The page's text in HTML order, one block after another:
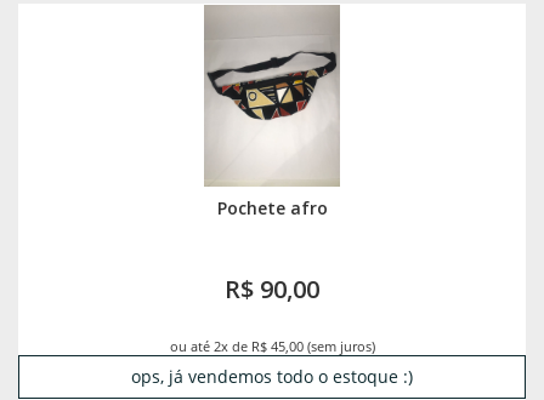
Pochete afro
R$ 90,00
ou até 2x de R$ 45,00 (sem juros)
ops, já vendemos todo o estoque :)